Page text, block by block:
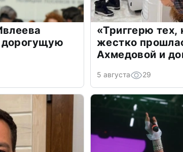
дорогущую
«Триггерю тех,
жестко
Ахмедовой и
5 августа 29